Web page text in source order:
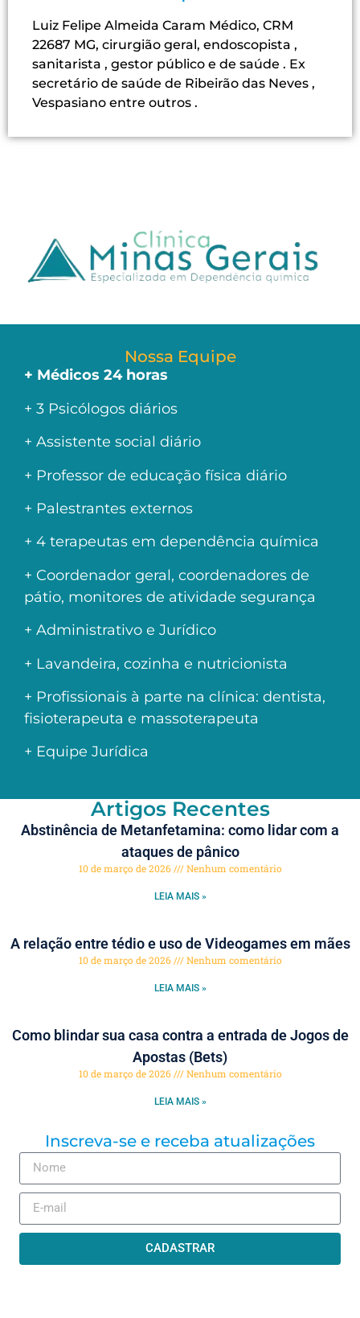
Luiz Felipe Almeida Caram Médico, CRM
22687 MG, cirurgião geral, endoscopista ,
sanitarista , gestor público e de saúde . Ex
secretário de saúde de Ribeirão das Neves ,
Vespasiano entre outros .
Nossa Equipe
+ Médicos 24 horas
+ 3 Psicólogos diários
+ Assistente social diário
+ Professor de educação física diário
+ Palestrantes externos
+ 4 terapeutas em dependência química
+ Coordenador geral, coordenadores de
pátio, monitores de atividade segurança
+ Administrativo e Jurídico
+ Lavandeira, cozinha e nutricionista
+ Profissionais à parte na clínica: dentista,
fisioterapeuta e massoterapeuta
+ Equipe Jurídica
Artigos Recentes
Abstinência de Metanfetamina: como lidar com a
ataques de pânico
10 de março de 2026 Nenhum comentário
LEIA MAIS »
A relação entre tédio e uso de Videogames em mães
10 de março de 2026 Nenhum comentário
LEIA MAIS »
Como blindar sua casa contra a entrada de Jogos de
Apostas (Bets)
10 de março de 2026 Nenhum comentário
LEIA MAIS »
Inscreva-se e receba atualizações
CADASTRAR